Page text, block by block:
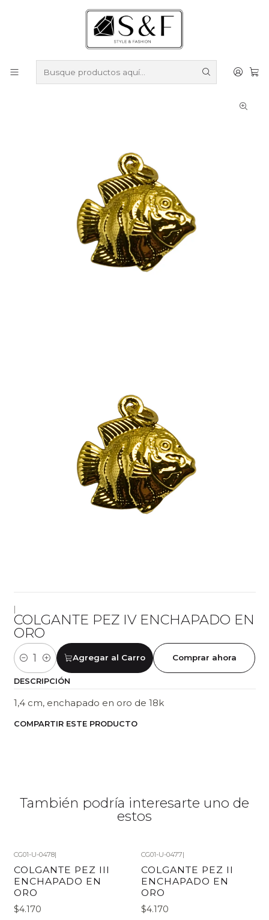
Compra sobre $50.000 en productos y obtén un 40% de
Despacho gratis por compras sobre $100.000
Inicio
Colgantes y medallas
Colgantes y medallas Enchapados en Oro
Colgante Pez IV Enchapado en oro
COLGANTE PEZ IV ENCHAPADO EN
ORO
Cantidad
Agregar al Carro Comprar ahora
DESCRIPCIÓN
1,4 cm, enchapado en oro de 18k
COMPARTIR ESTE PRODUCTO
También podría interesarte uno de
estos
CG01-U-0478|
COLGANTE PEZ III
ENCHAPADO EN
ORO
$4.170
CG01-U-0477|
COLGANTE PEZ II
ENCHAPADO EN
ORO
$4.170